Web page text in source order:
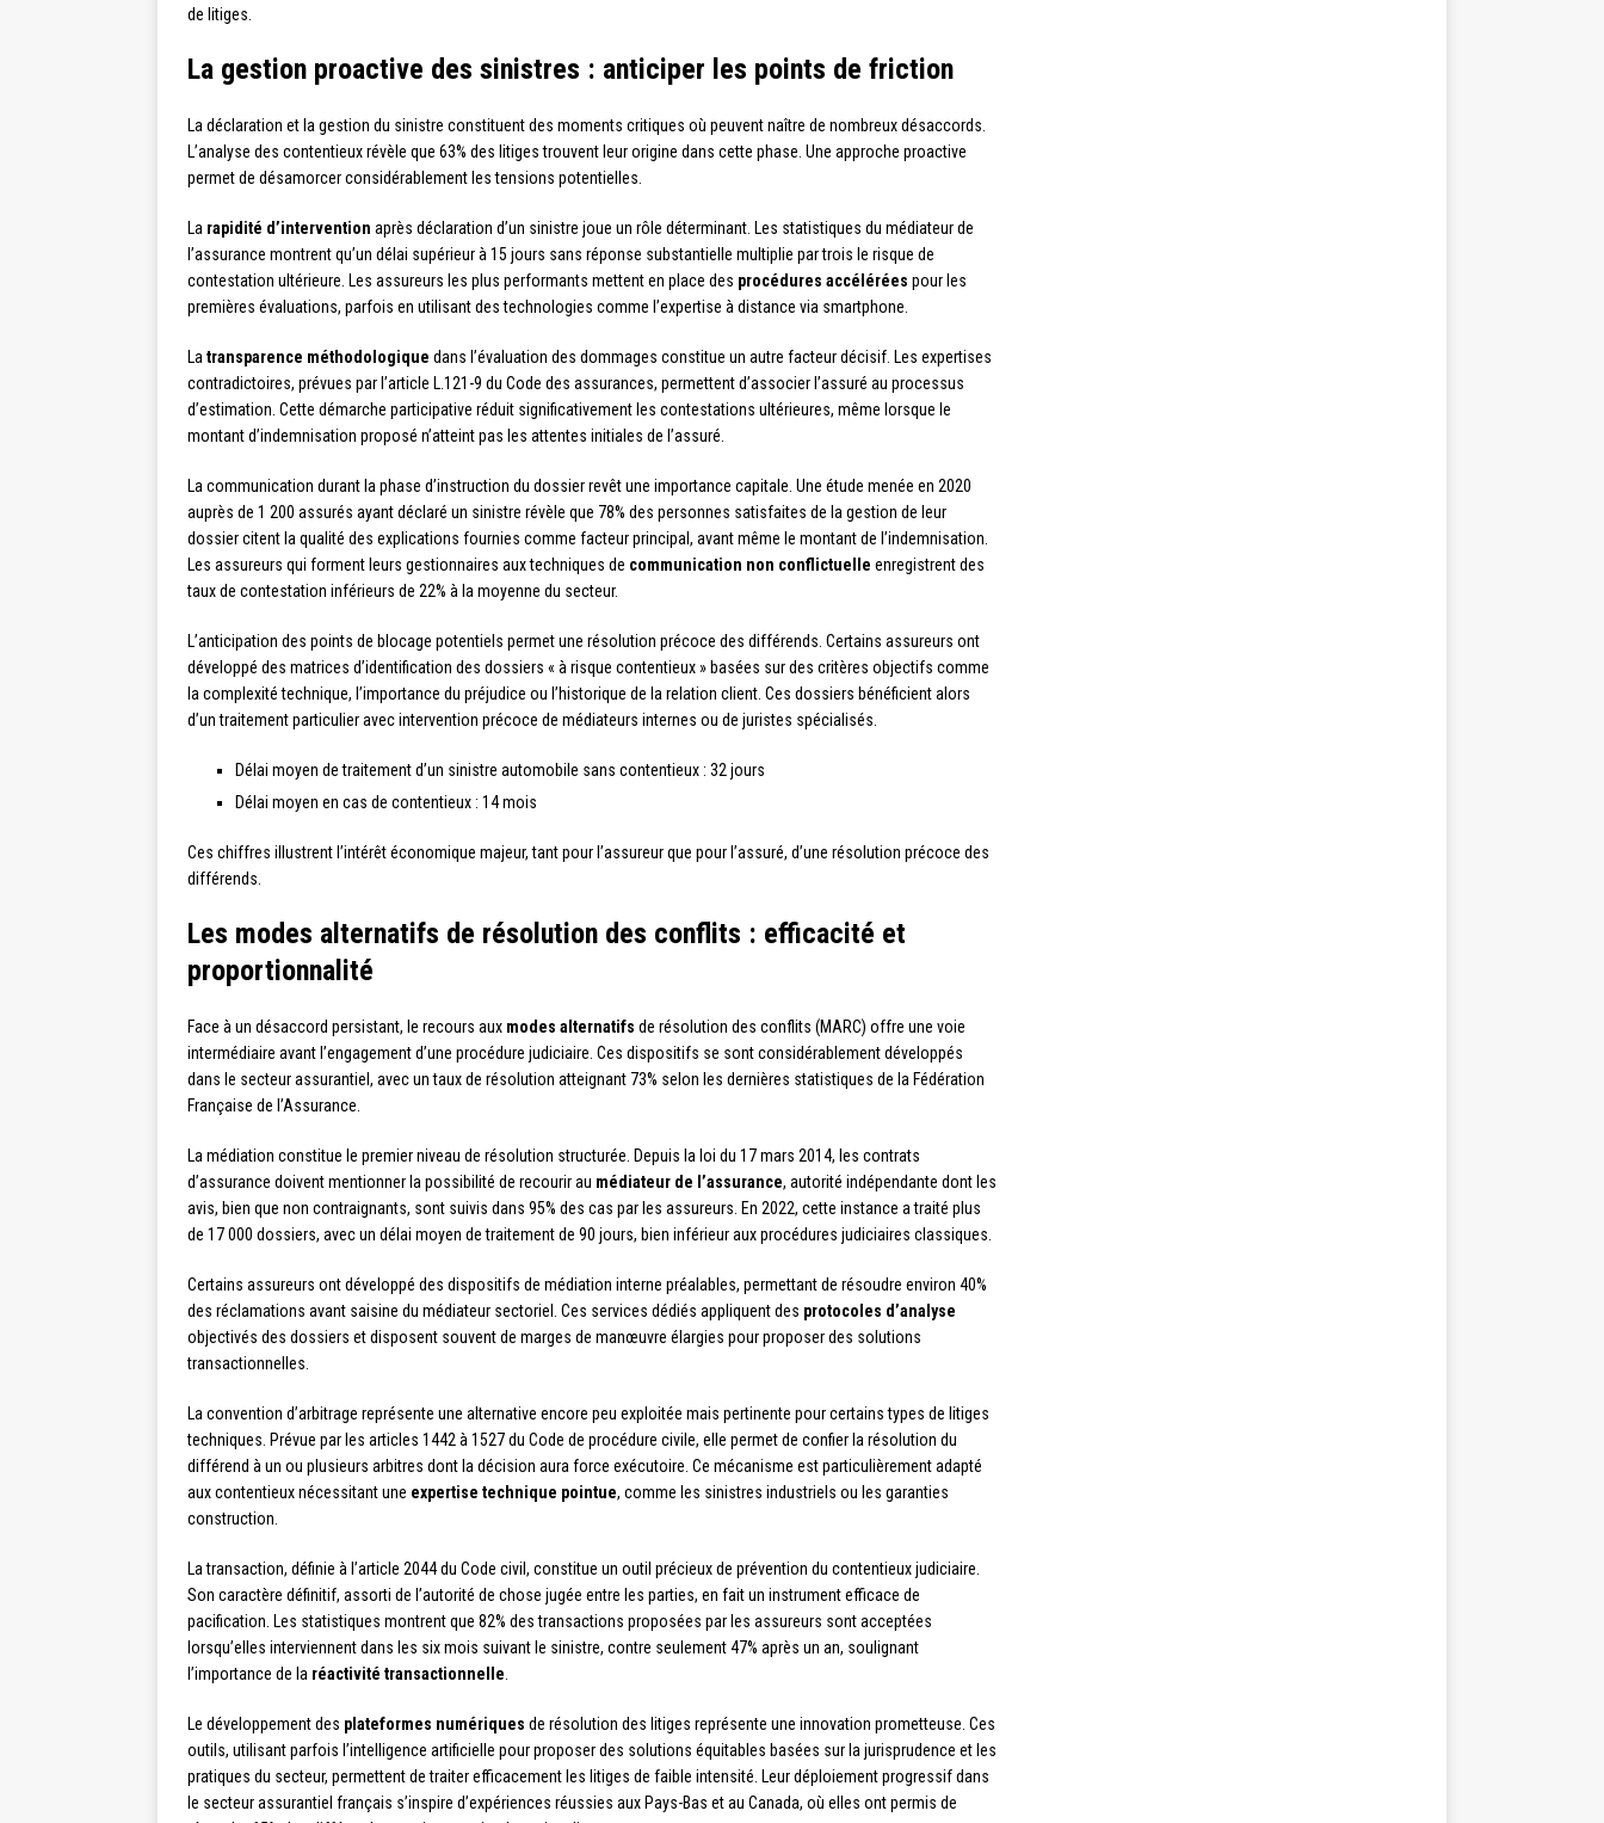
de litiges.
La gestion proactive des sinistres : anticiper les points de friction
La déclaration et la gestion du sinistre constituent des moments critiques où peuvent naître de nombreux désaccords.
L’analyse des contentieux révèle que 63% des litiges trouvent leur origine dans cette phase. Une approche proactive
permet de désamorcer considérablement les tensions potentielles.
La rapidité d’intervention après déclaration d’un sinistre joue un rôle déterminant. Les statistiques du médiateur de
l’assurance montrent qu’un délai supérieur à 15 jours sans réponse substantielle multiplie par trois le risque de
contestation ultérieure. Les assureurs les plus performants mettent en place des procédures accélérées pour les
premières évaluations, parfois en utilisant des technologies comme l’expertise à distance via smartphone.
La transparence méthodologique dans l’évaluation des dommages constitue un autre facteur décisif. Les expertises
contradictoires, prévues par l’article L.121-9 du Code des assurances, permettent d’associer l’assuré au processus
d’estimation. Cette démarche participative réduit significativement les contestations ultérieures, même lorsque le
montant d’indemnisation proposé n’atteint pas les attentes initiales de l’assuré.
La communication durant la phase d’instruction du dossier revêt une importance capitale. Une étude menée en 2020
auprès de 1 200 assurés ayant déclaré un sinistre révèle que 78% des personnes satisfaites de la gestion de leur
dossier citent la qualité des explications fournies comme facteur principal, avant même le montant de l’indemnisation.
Les assureurs qui forment leurs gestionnaires aux techniques de communication non conflictuelle enregistrent des
taux de contestation inférieurs de 22% à la moyenne du secteur.
L’anticipation des points de blocage potentiels permet une résolution précoce des différends. Certains assureurs ont
développé des matrices d’identification des dossiers « à risque contentieux » basées sur des critères objectifs comme
la complexité technique, l’importance du préjudice ou l’historique de la relation client. Ces dossiers bénéficient alors
d’un traitement particulier avec intervention précoce de médiateurs internes ou de juristes spécialisés.
Délai moyen de traitement d’un sinistre automobile sans contentieux : 32 jours
Délai moyen en cas de contentieux : 14 mois
Ces chiffres illustrent l’intérêt économique majeur, tant pour l’assureur que pour l’assuré, d’une résolution précoce des
différends.
Les modes alternatifs de résolution des conflits : efficacité et
proportionnalité
Face à un désaccord persistant, le recours aux modes alternatifs de résolution des conflits (MARC) offre une voie
intermédiaire avant l’engagement d’une procédure judiciaire. Ces dispositifs se sont considérablement développés
dans le secteur assurantiel, avec un taux de résolution atteignant 73% selon les dernières statistiques de la Fédération
Française de l’Assurance.
La médiation constitue le premier niveau de résolution structurée. Depuis la loi du 17 mars 2014, les contrats
d’assurance doivent mentionner la possibilité de recourir au médiateur de l’assurance, autorité indépendante dont les
avis, bien que non contraignants, sont suivis dans 95% des cas par les assureurs. En 2022, cette instance a traité plus
de 17 000 dossiers, avec un délai moyen de traitement de 90 jours, bien inférieur aux procédures judiciaires classiques.
Certains assureurs ont développé des dispositifs de médiation interne préalables, permettant de résoudre environ 40%
des réclamations avant saisine du médiateur sectoriel. Ces services dédiés appliquent des protocoles d’analyse
objectivés des dossiers et disposent souvent de marges de manœuvre élargies pour proposer des solutions
transactionnelles.
La convention d’arbitrage représente une alternative encore peu exploitée mais pertinente pour certains types de litiges
techniques. Prévue par les articles 1442 à 1527 du Code de procédure civile, elle permet de confier la résolution du
différend à un ou plusieurs arbitres dont la décision aura force exécutoire. Ce mécanisme est particulièrement adapté
aux contentieux nécessitant une expertise technique pointue, comme les sinistres industriels ou les garanties
construction.
La transaction, définie à l’article 2044 du Code civil, constitue un outil précieux de prévention du contentieux judiciaire.
Son caractère définitif, assorti de l’autorité de chose jugée entre les parties, en fait un instrument efficace de
pacification. Les statistiques montrent que 82% des transactions proposées par les assureurs sont acceptées
lorsqu’elles interviennent dans les six mois suivant le sinistre, contre seulement 47% après un an, soulignant
l’importance de la réactivité transactionnelle
Le développement des plateformes numériques de résolution des litiges représente une innovation prometteuse. Ces
outils, utilisant parfois l’intelligence artificielle pour proposer des solutions équitables basées sur la jurisprudence et les
pratiques du secteur, permettent de traiter efficacement les litiges de faible intensité. Leur déploiement progressif dans
le secteur assurantiel français s’inspire d’expériences réussies aux Pays-Bas et au Canada, où elles ont permis de